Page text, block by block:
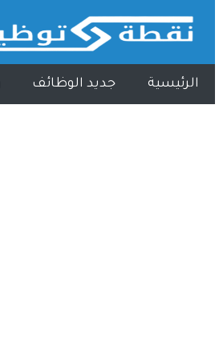
الرئيسية جديد الوظائف